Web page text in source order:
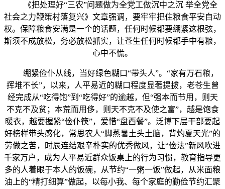
《把处理好“三农”问题做为全党工做沉中之沉 举全党全
社会之力鞭策村落复兴》文章强调，要牢牢把住粮食平安自动
权。保障粮食安满是一个的话题，任何时候都要绷紧这根弦，
斯须不成放松，务必放松抓实，让苍生任何时候都手中有粮，
心中不慌。
绷紧俭仆从线，当好绿色糊口“带头人”。“家有万石粮，
挥堆不长”，以来，人平易近的糊口程度显著提拔，老苍生曾
经完成从“吃得饱”到“吃得好”的逾越，但“强本而节用，则天
不克不及贫；本荒而用侈，则天不克不及使之富”，越是饱食
暖衣，越要握紧“俭仆筷”，爱惜“盘西餐”。泛博下层干部要起
好榜样带头感化，常思农人“脚蒸暑土头土脑，背灼夏天光”的
劳做之苦，时辰连结艰辛朴实的优秀做风，让“俭法”新风吹进
千家万户，成为人平易近群众饭桌上的行为习惯，教育指导更
多的人着眼于本人的饭碗，从节约“一粥一饭”做起，从米面粮
油上的“精打细算”做起，以每小我、每个家庭的勤俭节约汇聚